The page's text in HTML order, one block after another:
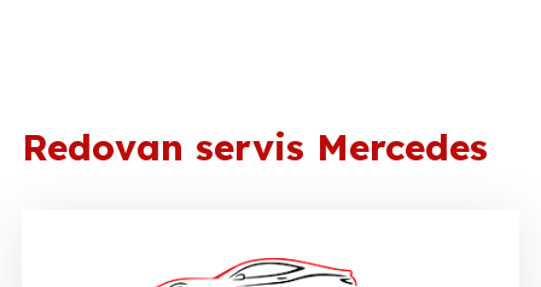
Redovan servis Mercedes